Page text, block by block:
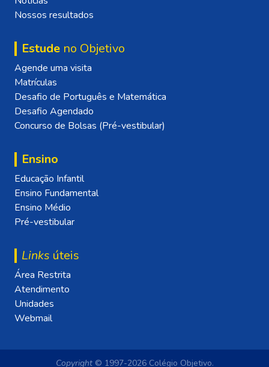
Nossos resultados
Estude no Objetivo
Agende uma visita
Matrículas
Desafio de Português e Matemática
Desafio Agendado
Concurso de Bolsas (Pré-vestibular)
Ensino
Educação Infantil
Ensino Fundamental
Ensino Médio
Pré-vestibular
Links úteis
Área Restrita
Atendimento
Unidades
Webmail
Copyright© 1997-2026 Colégio Objetivo.